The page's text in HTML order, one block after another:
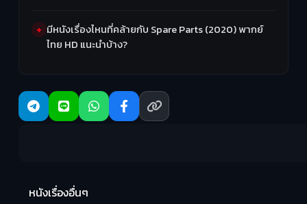
มีหนังเรื่องไหนที่คล้ายกับ Spare Parts (2020) พากย์
ไทย HD แนะนำบ้าง?
หนังเรื่องอื่นๆ